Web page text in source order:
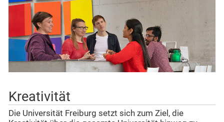
Kreativität
Die Universität Freiburg setzt sich zum Ziel, die